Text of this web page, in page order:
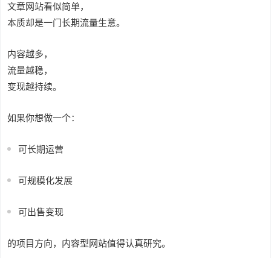
文章网站看似简单，
本质却是一门长期流量生意。
内容越多，
流量越稳，
变现越持续。
如果你想做一个：
可长期运营
可规模化发展
可出售变现
的项目方向，内容型网站值得认真研究。